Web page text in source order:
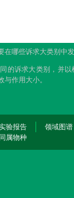
哪些诉求大类别中
的诉求大类别，并
作用大小。
验报告 领域图谱
同属物种